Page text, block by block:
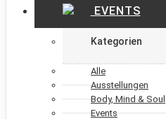
EVENTS
Kategorien
Alle
Ausstellungen
Body, Mind & Soul
Events